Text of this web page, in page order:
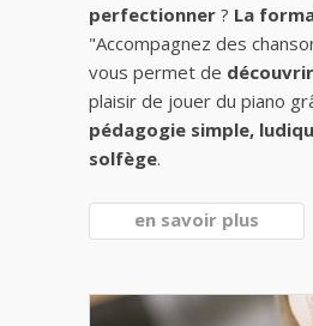
perfectionner ? La
"Accompagnez des
vous permet de
plaisir de jouer du piano
pédagogie simple,
solfège.
en savoir plus